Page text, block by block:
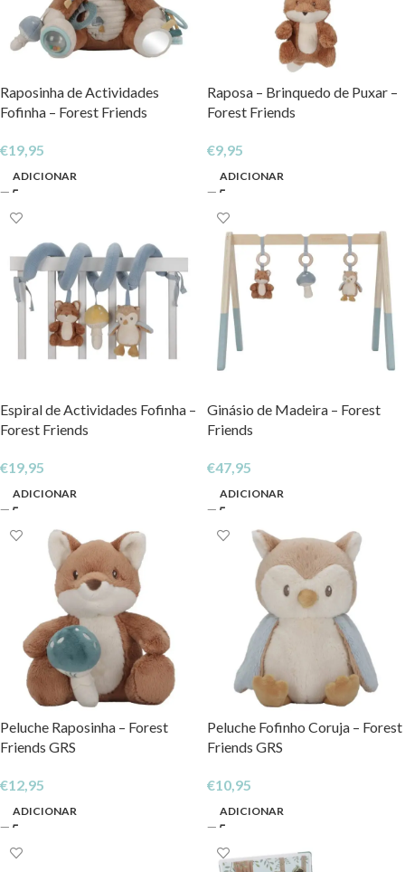
Raposinha de Actividades
Fofinha – Forest Friends
€19,95
ADICIONAR
Raposa – Brinquedo de Puxar –
Forest Friends
€9,95
ADICIONAR
Espiral de Actividades Fofinha –
Forest Friends
€19,95
ADICIONAR
Ginásio de Madeira – Forest
Friends
€47,95
ADICIONAR
Peluche Raposinha – Forest
Friends GRS
€12,95
ADICIONAR
Peluche Fofinho Coruja – Forest
Friends GRS
€10,95
ADICIONAR